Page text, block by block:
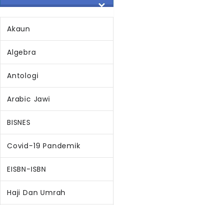
Akaun
Algebra
Antologi
Arabic Jawi
BISNES
Covid-19 Pandemik
EISBN-ISBN
Haji Dan Umrah